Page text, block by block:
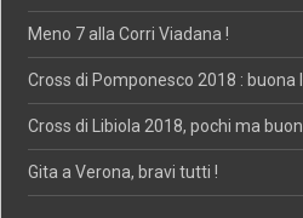
Meno 7 alla Corri Viadana !
Cross di Pomponesco 2018 : buona
Cross di Libiola 2018, pochi ma
Gita a Verona, bravi tutti !